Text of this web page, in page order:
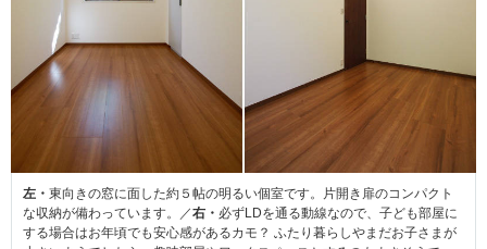
左・ 東向きの窓に面した約５帖の明るい個室です。片開き扉のコンパクト
な収納が備わっています。／右・ 必ずLDを通る動線なので、子ども部屋に
する場合はお年頃でも安心感があるカモ？ ふたり暮らしやまだお子さまが